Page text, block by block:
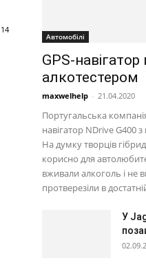
14
Автомобілі
GPS-
алкотестером
maxwelhelp - 21.04.2020
Португальська
навігатор NDrive G400
На думку творців
корисно для
вживали алкоголь і не
протверезіли в
У